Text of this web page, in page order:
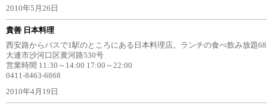
2010年5月26日
貴善 日本料理
西安路からバスで1駅のところにある日本料理店。ランチの食べ飲み放題
大連市沙河口区黄河路530号
営業時間 11:30～14:00 17:00～22:00
0411-8463-6868
2010年4月19日